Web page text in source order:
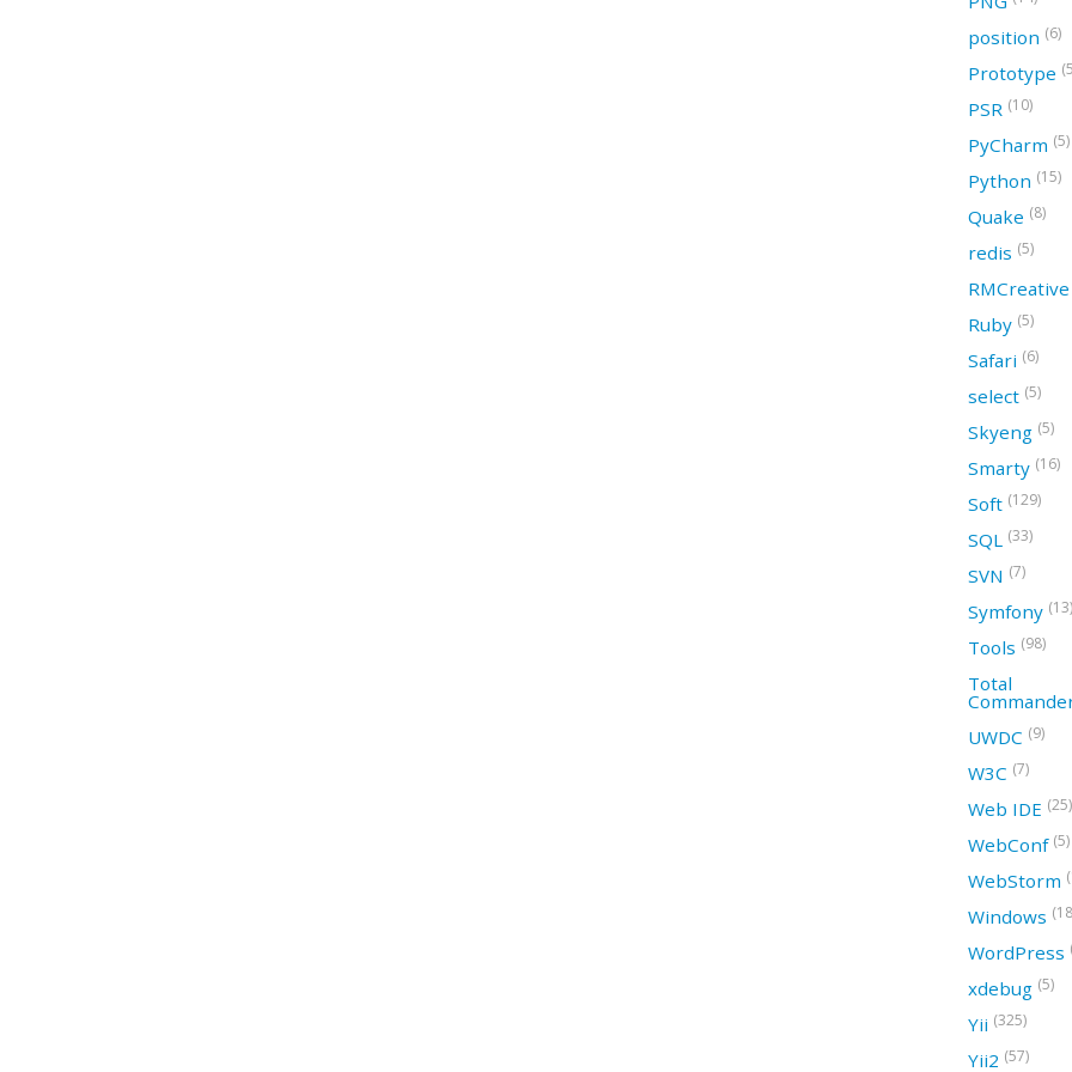
position (6)
Prototype
PSR (10)
PyCharm (5)
Python (15)
Quake (8)
redis (5)
RMCreative
Ruby (5)
Safari (6)
select (5)
Skyeng (5)
Smarty (16)
Soft (129)
SQL (33)
SVN (7)
Symfony (13)
Tools (98)
Total
UWDC (9)
W3C (7)
Web IDE (25)
WebConf (5)
WebStorm
Windows
WordPress
xdebug (5)
Yii (325)
Yii2 (57)